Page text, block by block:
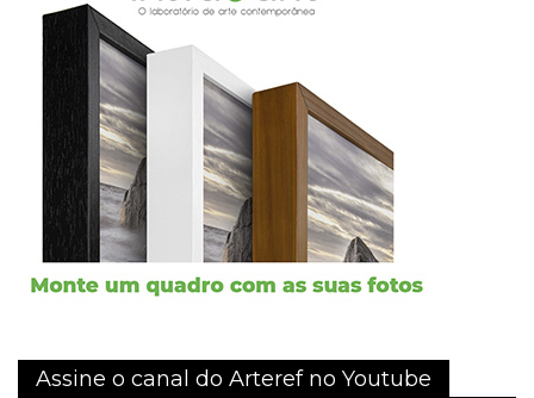
Assine o canal do Arteref no Youtube